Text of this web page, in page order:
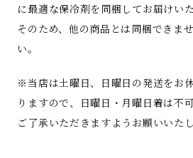
に最適な保冷剤を同梱してお届けいた
そのため、他の商品とは同梱できま
い。
※当店は土曜日、日曜日の発送をお
りますので、日曜日・月曜日着は不
ご了承いただきますようお願いいたし